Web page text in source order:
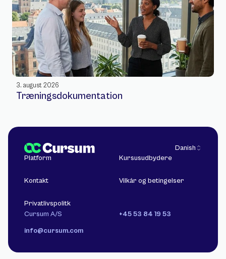
3. august 2026
Træningsdokumentation
Select Language
Danish
Platform
Kursusudbydere
Kontakt Vilkår og betingelser
Privatlivspolitk
Cursum A/S
+45 53 84 19 53
info@cursum.com